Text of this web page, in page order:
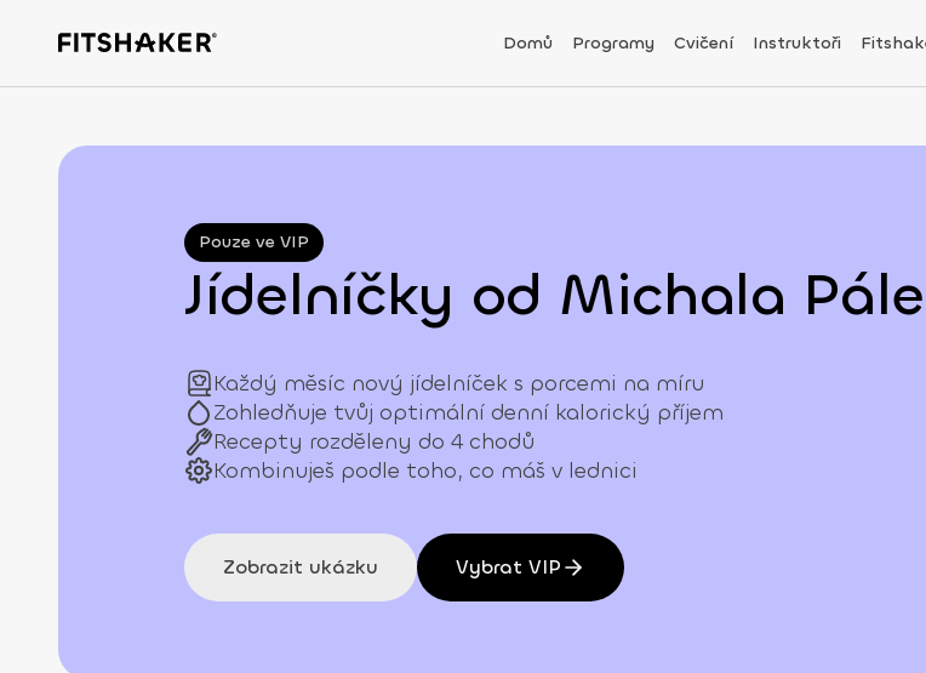
Domů Programy Cvičení Instruktoři
Pouze ve VIP
Jídelníčky od Michala
Každý měsíc nový jídelníček s porcemi na míru
Zohledňuje tvůj optimální denní kalorický příjem
Recepty rozděleny do 4 chodů
Kombinuješ podle toho, co máš v lednici
Zobrazit ukázku Vybrat VIP